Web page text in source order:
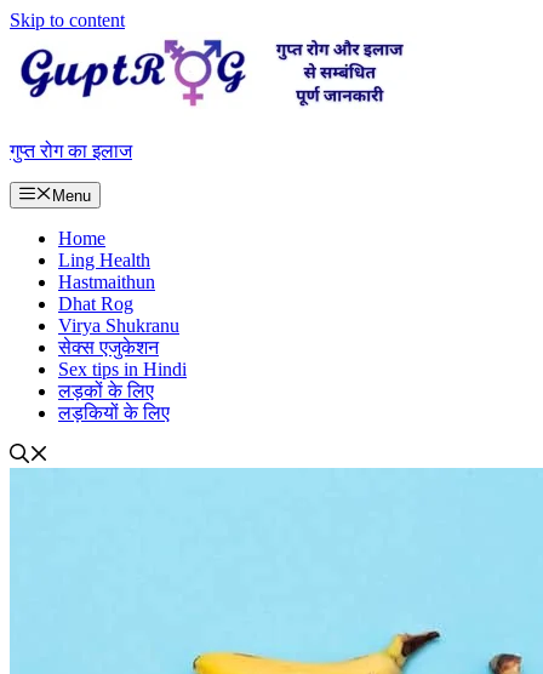
Skip to content
गुप्त रोग का इलाज
Menu
Home
Ling Health
Hastmaithun
Dhat Rog
Virya Shukranu
सेक्स एजुकेशन
Sex tips in Hindi
लड़कों के लिए
लड़कियों के लिए